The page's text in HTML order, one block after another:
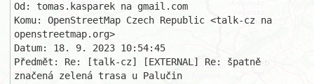
Od: tomas.kasparek na gmail.com
Komu: OpenStreetMap Czech Republic <talk-cz na
openstreetmap.org>
Datum: 18. 9. 2023 10:54:45
Předmět: Re: [talk-cz] [EXTERNAL] Re: špatně
značená zelená trasa u Palučin